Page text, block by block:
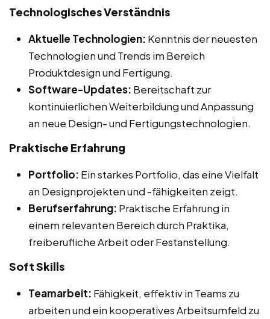
Technologisches Verständnis
Aktuelle Technologien: Kenntnis der neuesten
Technologien und Trends im Bereich
Produktdesign und Fertigung.
Software-Updates: Bereitschaft zur
kontinuierlichen Weiterbildung und Anpassung
an neue Design- und Fertigungstechnologien.
Praktische Erfahrung
Portfolio: Ein starkes Portfolio, das eine Vielfalt
an Designprojekten und -fähigkeiten zeigt.
Berufserfahrung: Praktische Erfahrung in
einem relevanten Bereich durch Praktika,
freiberufliche Arbeit oder Festanstellung.
Soft Skills
Teamarbeit: Fähigkeit, effektiv in Teams zu
arbeiten und ein kooperatives Arbeitsumfeld zu